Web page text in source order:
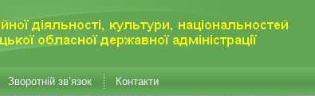
Зворотній зв’язок Контакти